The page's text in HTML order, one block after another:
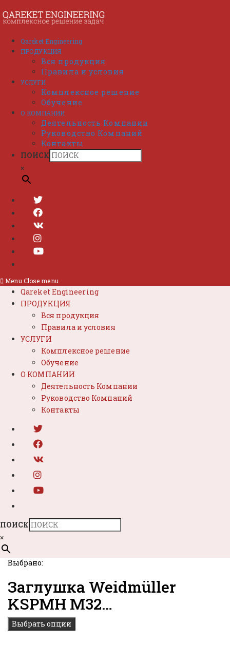
к
содержимому
Qareket Engineering
ПРОДУКЦИЯ
Вся продукция
Правила и условия
УСЛУГИ
Комплексное решение
Обучение
О КОМПАНИИ
Деятельность Компании
Руководство Компаний
Контакты
ПОИСК
×
Menu Close menu
Qareket Engineering
ПРОДУКЦИЯ
Вся продукция
Правила и условия
УСЛУГИ
Комплексное решение
Обучение
О КОМПАНИИ
Деятельность Компании
Руководство Компаний
Контакты
ПОИСК
×
Выбрано:
Заглушка Weidmüller
KSPMH M32…
Выбрать опции